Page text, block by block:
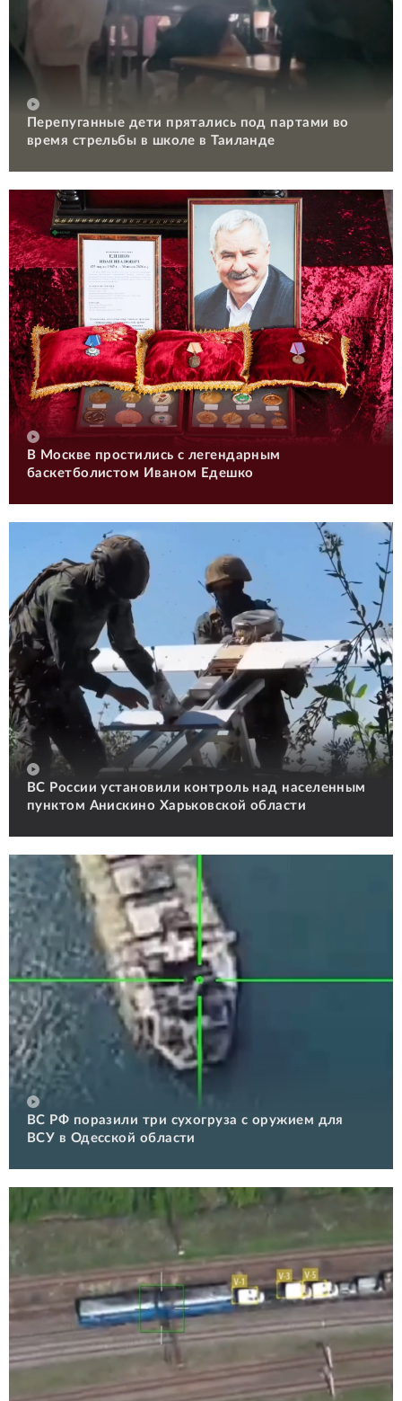
Перепуганные дети прятались под партами во
время стрельбы в школе в Таиланде
В Москве простились с легендарным
баскетболистом Иваном Едешко
ВС России установили контроль над населенным
пунктом Анискино Харьковской области
ВС РФ поразили три сухогруза с оружием для
ВСУ в Одесской области